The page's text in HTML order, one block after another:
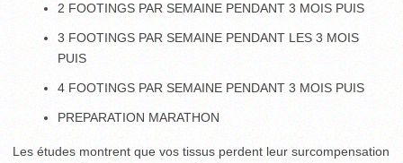
2 FOOTINGS PAR SEMAINE PENDANT 3 MOIS PUIS
3 FOOTINGS PAR SEMAINE PENDANT LES 3 MOIS
PUIS
4 FOOTINGS PAR SEMAINE PENDANT 3 MOIS PUIS
PREPARATION MARATHON
Les études montrent que vos tissus perdent leur surcompensation